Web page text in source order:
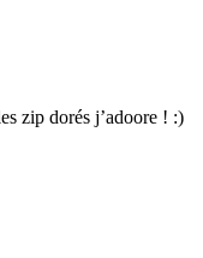
zip dorés j’adoore ! :)